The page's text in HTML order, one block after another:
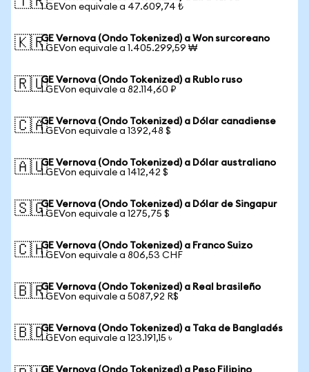
1 GEVon equivale a 47.609,74 ₺
🇰🇷GE Vernova (Ondo Tokenized) a Won surcoreano
1 GEVon equivale a 1.405.299,59 ₩
🇷🇺GE Vernova (Ondo Tokenized) a Rublo ruso
1 GEVon equivale a 82.114,60 ₽
🇨🇦GE Vernova (Ondo Tokenized) a Dólar canadiense
1 GEVon equivale a 1392,48 $
🇦🇺GE Vernova (Ondo Tokenized) a Dólar australiano
1 GEVon equivale a 1412,42 $
🇸🇬GE Vernova (Ondo Tokenized) a Dólar de Singapur
1 GEVon equivale a 1275,75 $
🇨🇭GE Vernova (Ondo Tokenized) a Franco Suizo
1 GEVon equivale a 806,53 CHF
🇧🇷GE Vernova (Ondo Tokenized) a Real brasileño
1 GEVon equivale a 5087,92 R$
🇧🇩GE Vernova (Ondo Tokenized) a Taka de Bangladés
1 GEVon equivale a 123.191,15 ৳
GE Vernova (Ondo Tokenized) a Peso Filipino